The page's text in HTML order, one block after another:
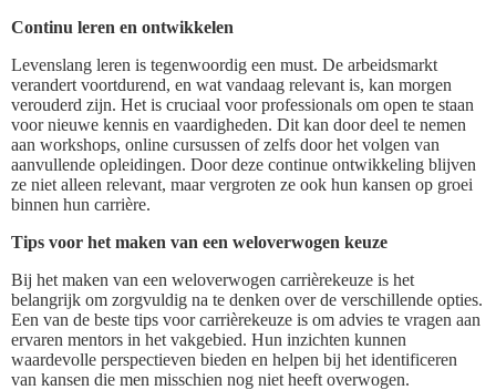
Continu leren en ontwikkelen
Levenslang leren is tegenwoordig een must. De arbeidsmarkt
verandert voortdurend, en wat vandaag relevant is, kan morgen
verouderd zijn. Het is cruciaal voor professionals om open te staan
voor nieuwe kennis en vaardigheden. Dit kan door deel te nemen
aan workshops, online cursussen of zelfs door het volgen van
aanvullende opleidingen. Door deze continue ontwikkeling blijven
ze niet alleen relevant, maar vergroten ze ook hun kansen op groei
binnen hun carrière.
Tips voor het maken van een weloverwogen keuze
Bij het maken van een weloverwogen carrièrekeuze is het
belangrijk om zorgvuldig na te denken over de verschillende opties.
Een van de beste tips voor carrièrekeuze is om advies te vragen aan
ervaren mentors in het vakgebied. Hun inzichten kunnen
waardevolle perspectieven bieden en helpen bij het identificeren
van kansen die men misschien nog niet heeft overwogen.